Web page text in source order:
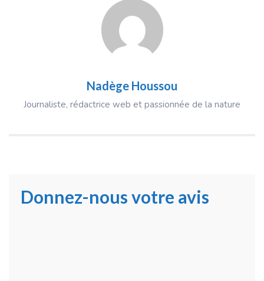
Nadège Houssou
Journaliste, rédactrice web et passionnée de la nature
Donnez-nous votre avis